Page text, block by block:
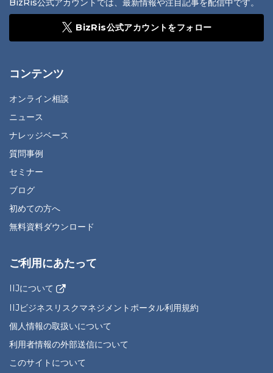
BizRis公式アカウントでは、最新情報や注目記事を配信中です。
BizRis公式アカウントをフォロー
コンテンツ
オンライン相談
ニュース
ナレッジベース
質問事例
セミナー
ブログ
初めての方へ
無料資料ダウンロード
ご利用にあたって
IIJについて
IIJビジネスリスクマネジメントポータル利用規約
個人情報の取扱いについて
利用者情報の外部送信について
このサイトについて